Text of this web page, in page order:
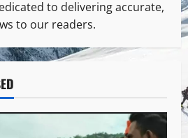
to delivering accurate,
to our readers.